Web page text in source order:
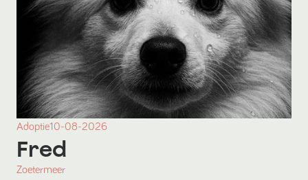
Adoptie10-08-2026
Fred
Zoetermeer